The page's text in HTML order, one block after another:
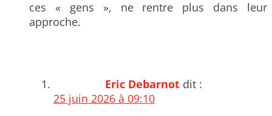
ces « gens », ne rentre plus dans leur
approche.
Eric Debarnot dit :
25 juin 2026 à 09:10